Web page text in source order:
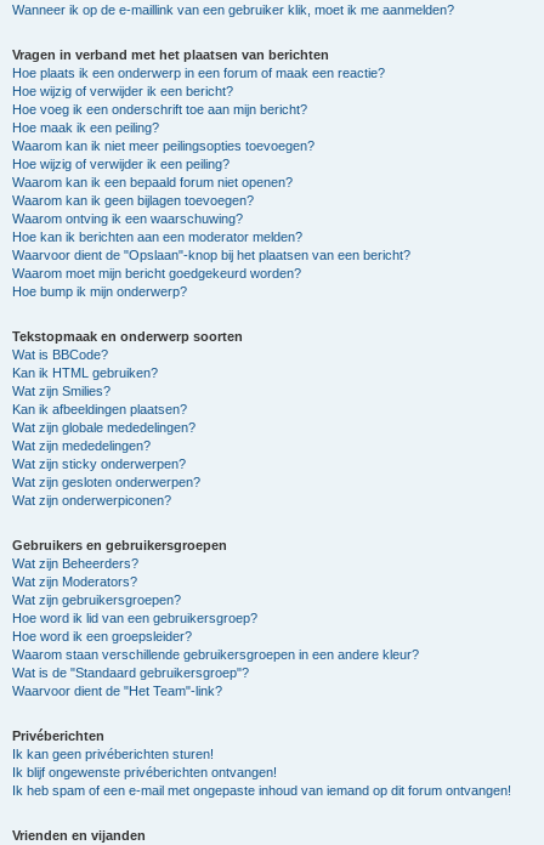
Wanneer ik op de e-maillink van een gebruiker klik, moet ik me aanmelden?
Vragen in verband met het plaatsen van berichten
Hoe plaats ik een onderwerp in een forum of maak een reactie?
Hoe wijzig of verwijder ik een bericht?
Hoe voeg ik een onderschrift toe aan mijn bericht?
Hoe maak ik een peiling?
Waarom kan ik niet meer peilingsopties toevoegen?
Hoe wijzig of verwijder ik een peiling?
Waarom kan ik een bepaald forum niet openen?
Waarom kan ik geen bijlagen toevoegen?
Waarom ontving ik een waarschuwing?
Hoe kan ik berichten aan een moderator melden?
Waarvoor dient de "Opslaan"-knop bij het plaatsen van een bericht?
Waarom moet mijn bericht goedgekeurd worden?
Hoe bump ik mijn onderwerp?
Tekstopmaak en onderwerp soorten
Wat is BBCode?
Kan ik HTML gebruiken?
Wat zijn Smilies?
Kan ik afbeeldingen plaatsen?
Wat zijn globale mededelingen?
Wat zijn mededelingen?
Wat zijn sticky onderwerpen?
Wat zijn gesloten onderwerpen?
Wat zijn onderwerpiconen?
Gebruikers en gebruikersgroepen
Wat zijn Beheerders?
Wat zijn Moderators?
Wat zijn gebruikersgroepen?
Hoe word ik lid van een gebruikersgroep?
Hoe word ik een groepsleider?
Waarom staan verschillende gebruikersgroepen in een andere kleur?
Wat is de "Standaard gebruikersgroep"?
Waarvoor dient de "Het Team"-link?
Privéberichten
Ik kan geen privéberichten sturen!
Ik blijf ongewenste privéberichten ontvangen!
Ik heb spam of een e-mail met ongepaste inhoud van iemand op dit forum ontvangen!
Vrienden en vijanden